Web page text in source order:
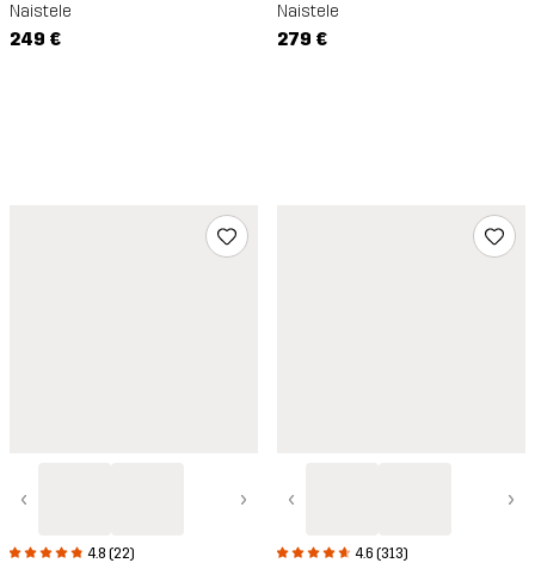
Naistele
249 €
Naistele
279 €
‹ ›
4.8 (22)
‹ ›
4.6 (313)